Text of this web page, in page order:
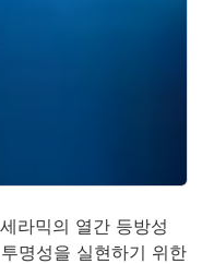
라믹의 열간 등방성
명성을 실현하기 위한